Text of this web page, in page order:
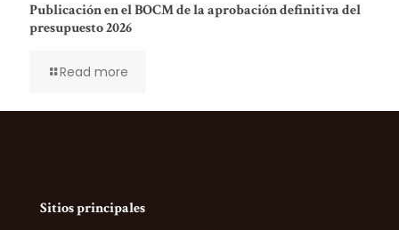
Publicación en el BOCM de la aprobación definitiva del
presupuesto 2026
Read more
Sitios principales